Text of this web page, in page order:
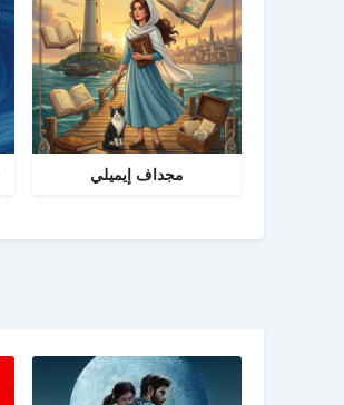
مجداف إيميلي